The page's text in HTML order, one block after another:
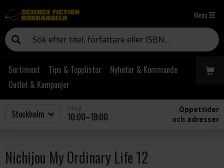
Meny
Sortiment Tips & Topplistor
Nyheter & Kommande
Outlet & Kampanjer
10:00–19:00
Öppettider
och adresser
Nichijou My Ordinary Life 12